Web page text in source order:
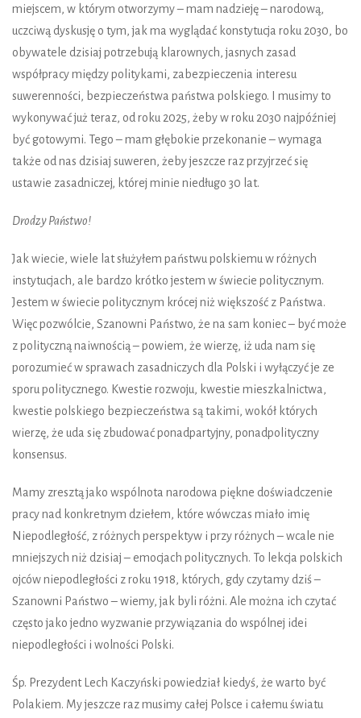
miejscem, w którym otworzymy – mam nadzieję – narodową,
uczciwą dyskusję o tym, jak ma wyglądać konstytucja roku 2030, bo
obywatele dzisiaj potrzebują klarownych, jasnych zasad
współpracy między politykami, zabezpieczenia interesu
suwerenności, bezpieczeństwa państwa polskiego. I musimy to
wykonywać już teraz, od roku 2025, żeby w roku 2030 najpóźniej
być gotowymi. Tego – mam głębokie przekonanie – wymaga
także od nas dzisiaj suweren, żeby jeszcze raz przyjrzeć się
ustawie zasadniczej, której minie niedługo 30 lat.
Drodzy Państwo!
Jak wiecie, wiele lat służyłem państwu polskiemu w różnych
instytucjach, ale bardzo krótko jestem w świecie politycznym.
Jestem w świecie politycznym krócej niż większość z Państwa.
Więc pozwólcie, Szanowni Państwo, że na sam koniec – być może
z polityczną naiwnością – powiem, że wierzę, iż uda nam się
porozumieć w sprawach zasadniczych dla Polski i wyłączyć je ze
sporu politycznego. Kwestie rozwoju, kwestie mieszkalnictwa,
kwestie polskiego bezpieczeństwa są takimi, wokół których
wierzę, że uda się zbudować ponadpartyjny, ponadpolityczny
konsensus.
Mamy zresztą jako wspólnota narodowa piękne doświadczenie
pracy nad konkretnym dziełem, które wówczas miało imię
Niepodległość, z różnych perspektyw i przy różnych – wcale nie
mniejszych niż dzisiaj – emocjach politycznych. To lekcja polskich
ojców niepodległości z roku 1918, których, gdy czytamy dziś –
Szanowni Państwo – wiemy, jak byli różni. Ale można ich czytać
często jako jedno wyzwanie przywiązania do wspólnej idei
niepodległości i wolności Polski.
Śp. Prezydent Lech Kaczyński powiedział kiedyś, że warto być
Polakiem. My jeszcze raz musimy całej Polsce i całemu światu